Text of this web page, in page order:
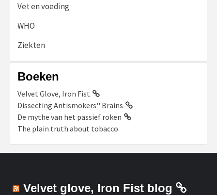
Vet en voeding
WHO
Ziekten
Boeken
Velvet Glove, Iron Fist
Dissecting Antismokers'' Brains
De mythe van het passief roken
The plain truth about tobacco
Velvet glove, Iron Fist blog